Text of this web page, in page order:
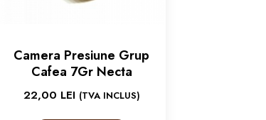
Camera Presiune Grup
Cafea 7Gr Necta
22,00 LEI (TVA INCLUS)